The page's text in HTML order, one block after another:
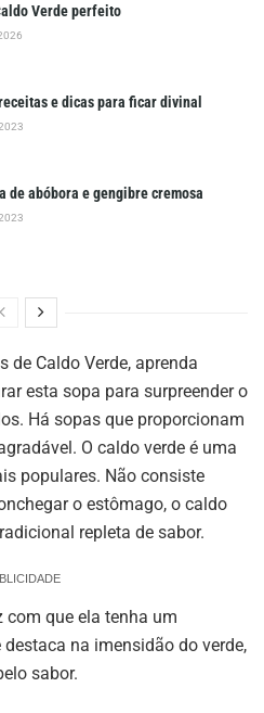
Verde perfeito
e dicas para ficar divinal
de abóbora e gengibre cremosa
de Caldo Verde, aprenda
esta sopa para surpreender o
Há sopas que proporcionam
O caldo verde é uma
populares. Não consiste
o estômago, o caldo
repleta de sabor.
com que ela tenha um
na imensidão do verde,
sabor.